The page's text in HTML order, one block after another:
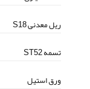
ریل معدنی S18
تسمه ST52
ورق استیل